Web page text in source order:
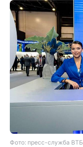
Фото: пресс-служба ВТБ